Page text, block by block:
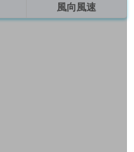
風向風速